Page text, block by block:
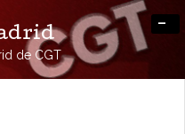
de CGT
-